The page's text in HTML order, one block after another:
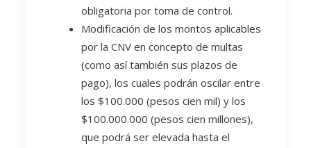
obligatoria por toma de control.
Modificación de los montos aplicables
por la CNV en concepto de multas
(como así también sus plazos de
pago), los cuales podrán oscilar entre
los $100.000 (pesos cien mil) y los
$100.000.000 (pesos cien millones),
que podrá ser elevada hasta el